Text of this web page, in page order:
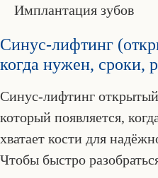
Имплантация зубов
Синус-лифтинг
когда нужен, сроки,
Синус-лифтинг
который появляется,
хватает кости для
Чтобы быстро